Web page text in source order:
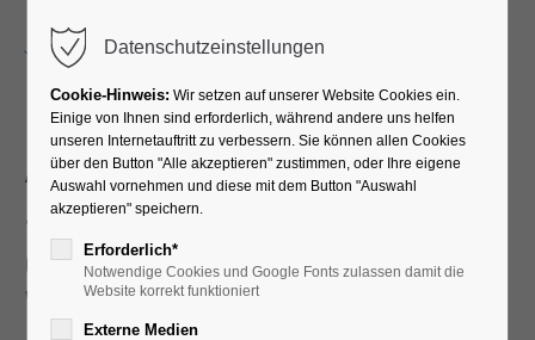
Abnahme des
Sportabzeichens durch
den LTV aktiv Bad
Westernkotten
Datenschutzeinstellungen
Cookie-Hinweis: Wir setzen auf unserer Website Cookies ein.
Einige von Ihnen sind erforderlich, während andere uns helfen
unseren Internetauftritt zu verbessern. Sie können allen Cookies
über den Button "Alle akzeptieren" zustimmen, oder Ihre eigene
Auswahl vornehmen und diese mit dem Button "Auswahl
akzeptieren" speichern.
Erforderlich*
Notwendige Cookies und Google Fonts zulassen damit die
Website korrekt funktioniert
Externe Medien